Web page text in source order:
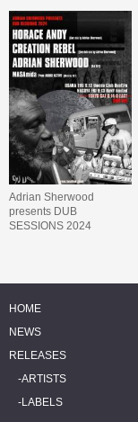
Adrian Sherwood
presents DUB
SESSIONS 2024
HOME
NEWS
RELEASES
ARTISTS
LABELS